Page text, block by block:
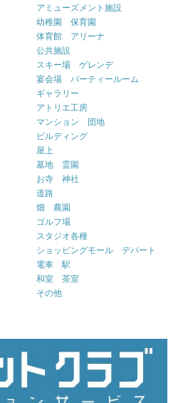
アミューズメント施設
幼稚園 保育園
体育館 アリーナ
公共施設
スキー場 ゲレンデ
宴会場 パーティールーム
ギャラリー
アトリエ工房
マンション 団地
ビルディング
屋上
墓地 霊園
お寺 神社
道路
畑 農園
ゴルフ場
スタジオ各種
ショッピングモール デパート
電車 駅
和室 茶室
その他